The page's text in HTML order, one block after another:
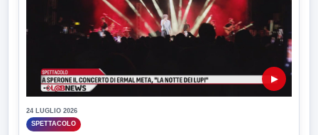
▶
24 LUGLIO 2026
SPETTACOLO